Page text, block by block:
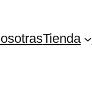
Tienda